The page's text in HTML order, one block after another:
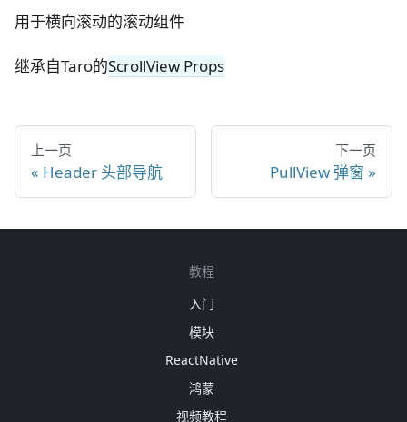
用于横向滚动的滚动组件
继承自Taro的ScrollView Props
上一页
Header 头部导航
下一页
PullView 弹窗
教程
入门
模块
ReactNative
鸿蒙
视频教程